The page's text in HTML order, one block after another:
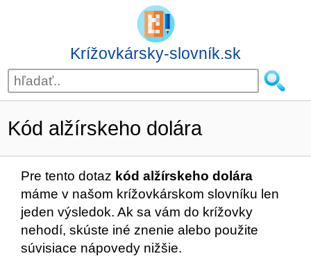
Krížovkársky-slovník.sk
Kód alžírskeho dolára
Pre tento dotaz kód alžírskeho dolára
máme v našom krížovkárskom slovníku len
jeden výsledok. Ak sa vám do krížovky
nehodí, skúste iné znenie alebo použite
súvisiace nápovedy nižšie.